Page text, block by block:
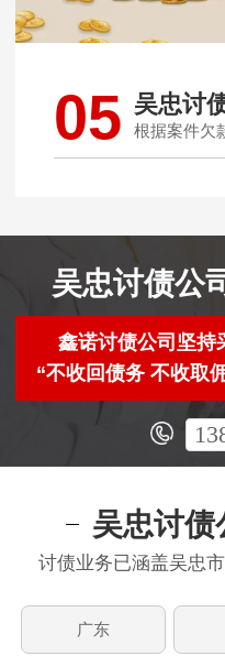
05 吴忠讨
根据案件欠
吴忠讨债公
鑫诺讨债公司坚持
“不收回债务 不收取
吴忠讨债
讨债业务已涵盖吴忠
广东